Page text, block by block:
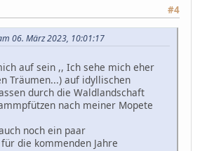
#4
06. März 2023, 10:01:17
auf sein ,, Ich sehe mich eher
Träumen...) auf idyllischen
durch die Waldlandschaft
nach meiner Mopete
noch ein paar
die kommenden Jahre